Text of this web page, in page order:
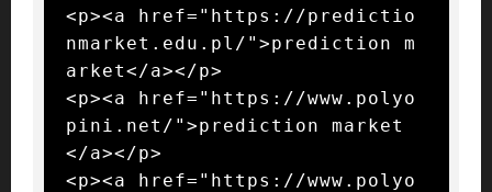
<p><a href="https://predictio
nmarket.edu.pl/">prediction m
arket</a></p>
<p><a href="https://www.polyo
pini.net/">prediction market
</a></p>
<p><a href="https://www.polyo